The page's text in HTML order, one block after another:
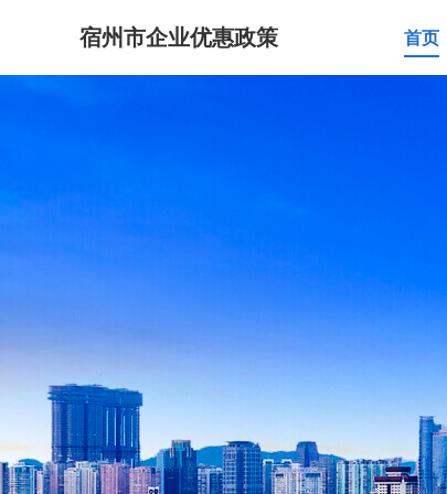
宿州市企业优惠政策 首页